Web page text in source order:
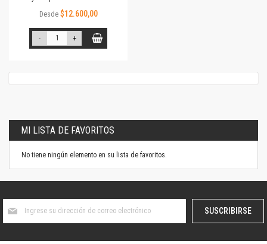
Desde $12.600,00
- +
MI LISTA DE FAVORITOS
No tiene ningún elemento en su lista de favoritos.
boletín
SUSCRIBIRSE